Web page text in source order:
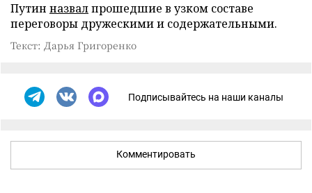
Путин назвалпрошедшие в узком составе
переговоры дружескими и содержательными.
Текст: Дарья Григоренко
Подписывайтесь на наши каналы
Комментировать